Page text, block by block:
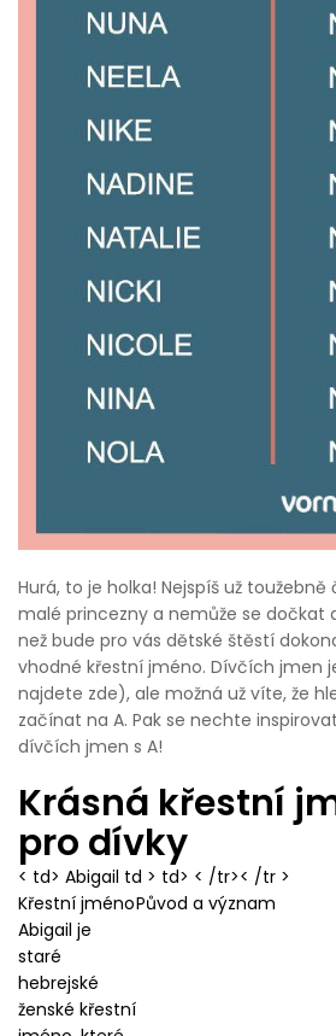
Hurá, to je holka! Nejspíš už
malé princezny a nemůže se dočkat
než bude pro vás dětské štěstí
vhodné křestní jméno. Dívčích jmen
najdete zde), ale možná už víte, že
začínat na A. Pak se nechte
dívčích jmen s A!
Krásná křestní
pro dívky
< td> Abigail td > td> < /tr>< /tr >
Křestní jménoPůvod a význam
Abigail je
staré
hebrejské
ženské křestní